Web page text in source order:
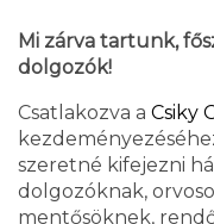
Mi zárva tartunk,
dolgozók!
Csatlakozva a Csiky
szeretné kifejezni
dolgozóknak,
mentősöknek,